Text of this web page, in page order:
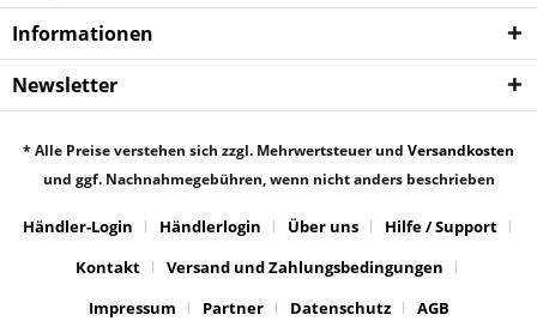
Informationen
Newsletter
* Alle Preise verstehen sich zzgl. Mehrwertsteuer und Versandkosten
und ggf. Nachnahmegebühren, wenn nicht anders beschrieben
Händler-Login Händlerlogin Über uns
Hilfe / Support
Kontakt
Versand und Zahlungsbedingungen
Impressum
Partner Datenschutz
AGB